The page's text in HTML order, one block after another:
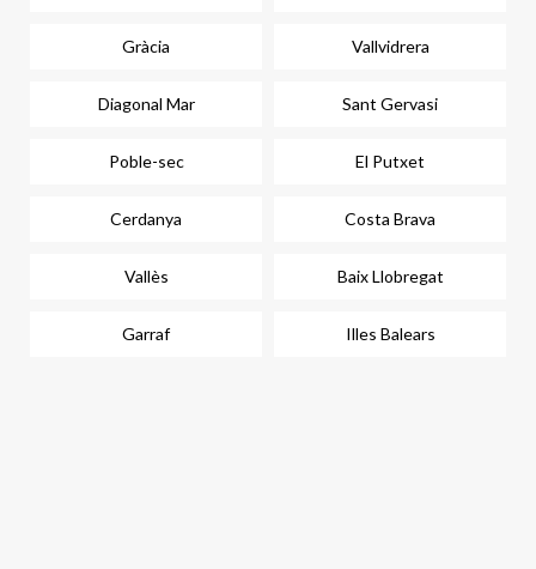
Gràcia Vallvidrera
Diagonal Mar Sant Gervasi
Poble-sec El Putxet
Cerdanya Costa Brava
Vallès Baix Llobregat
Garraf Illes Balears